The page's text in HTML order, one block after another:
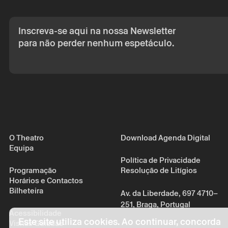
Este site utiliza cookies. Ao continuar, concorda
Inscreva-se aqui na nossa Newsletter
para não perder nenhum espetáculo.
O Theatro
Equipa
Programação
Horários e Contactos
Bilheteira
Acessibilidade
Visitas Guiadas
Download Agenda Digital
Política de Privacidade
Resolução de Litígios
Av. da Liberdade, 697 4710–
251, Braga, Portugal